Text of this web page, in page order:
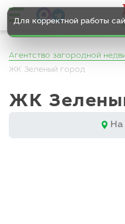
Для корректной работы
Агентство загородной
ЖК Зеленый город
ЖК
На